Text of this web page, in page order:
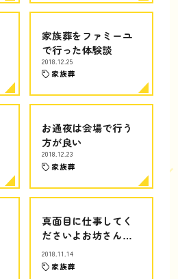
家族葬をファミーユ
で行った体験談
2018.12.25
家族葬
お通夜は会場で行う
方が良い
2018.12.23
家族葬
真面目に仕事してく
ださいよお坊さん…
2018.11.14
家族葬